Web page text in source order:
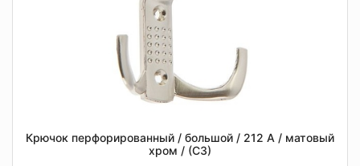
Крючок перфорированный / большой / 212 А / матовый
хром / (СЗ)